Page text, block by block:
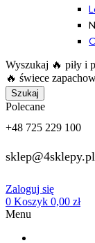
Wyszukaj 🔥 piły i
🔥 świece
Szukaj
Polecane
+48 725 229 100
sklep@4sklepy.pl
Zaloguj się
0 Koszyk 0,00 zł
Menu